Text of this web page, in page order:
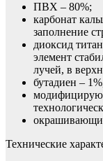
ПВХ – 80%;
карбонат
заполнение
диоксид
элемент
лучей, в
бутадиен –
Технические